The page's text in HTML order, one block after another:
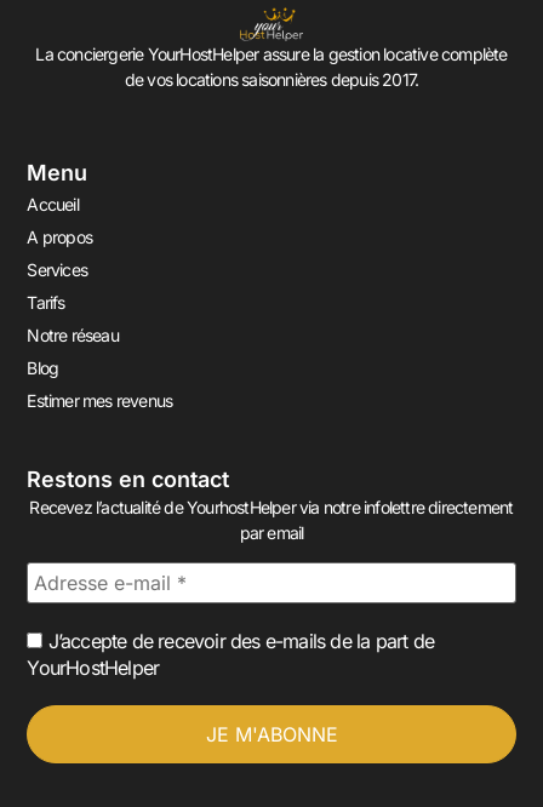
La conciergerie YourHostHelper assure la gestion locative complète
de vos locations saisonnières depuis 2017.
Menu
Accueil
A propos
Services
Tarifs
Notre réseau
Blog
Estimer mes revenus
Restons en contact
Recevez l’actualité de YourhostHelper via notre infolettre directement
par email
J’accepte de recevoir des e-mails de la part de
YourHostHelper